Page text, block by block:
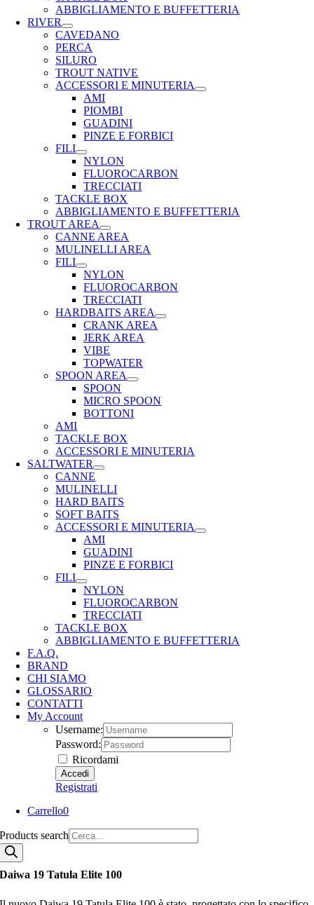
ABBIGLIAMENTO E BUFFETTERIA
RIVER
CAVEDANO
PERCA
SILURO
TROUT NATIVE
ACCESSORI E MINUTERIA
AMI
PIOMBI
GUADINI
PINZE E FORBICI
FILI
NYLON
FLUOROCARBON
TRECCIATI
TACKLE BOX
ABBIGLIAMENTO E BUFFETTERIA
TROUT AREA
CANNE AREA
MULINELLI AREA
FILI
NYLON
FLUOROCARBON
TRECCIATI
HARDBAITS AREA
CRANK AREA
JERK AREA
VIBE
TOPWATER
SPOON AREA
SPOON
MICRO SPOON
BOTTONI
AMI
TACKLE BOX
ACCESSORI E MINUTERIA
SALTWATER
CANNE
MULINELLI
HARD BAITS
SOFT BAITS
ACCESSORI E MINUTERIA
AMI
GUADINI
PINZE E FORBICI
FILI
NYLON
FLUOROCARBON
TRECCIATI
TACKLE BOX
ABBIGLIAMENTO E BUFFETTERIA
F.A.Q.
BRAND
CHI SIAMO
GLOSSARIO
CONTATTI
My Account
Username:
Password:
Ricordami
Registrati
Carrello0
Products search
Daiwa 19 Tatula Elite 100